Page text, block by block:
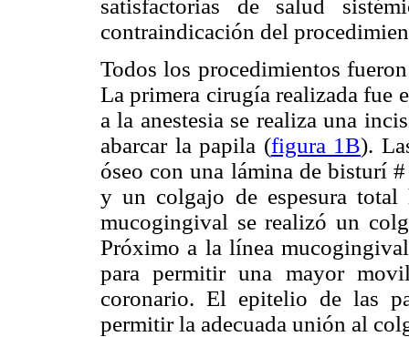
satisfactorias de salud
contraindicación del
Todos los procedimientos
La primera cirugía realizada fue
a la anestesia se realiza una
abarcar la papila (figura 1B).
óseo con una lámina de bisturí
y un colgajo de espesura
mucogingival se realizó un
Próximo a la línea
para permitir una mayor
coronario. El epitelio de las
permitir la adecuada unión al